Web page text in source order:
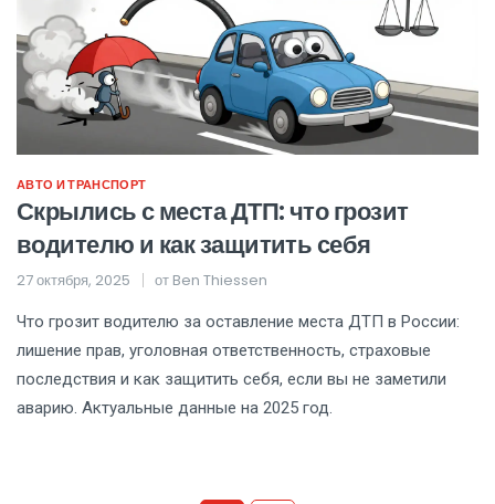
АВТО И ТРАНСПОРТ
Скрылись с места ДТП: что грозит
водителю и как защитить себя
27 октября, 2025 от Ben Thiessen
Что грозит водителю за оставление места ДТП в России:
лишение прав, уголовная ответственность, страховые
последствия и как защитить себя, если вы не заметили
аварию. Актуальные данные на 2025 год.